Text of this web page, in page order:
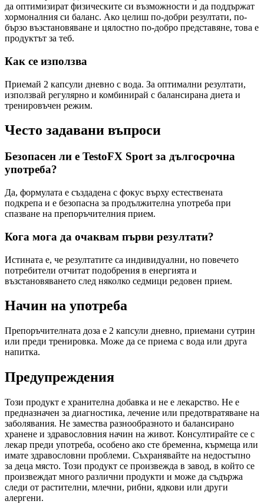
да оптимизират физическите си възможности и да поддържат
хормоналния си баланс. Ако целиш по-добри резултати, по-
бързо възстановяване и цялостно по-добро представяне, това е
продуктът за теб.
Как се използва
Приемай 2 капсули дневно с вода. За оптимални резултати,
използвай регулярно и комбинирай с балансирана диета и
тренировъчен режим.
Често задавани въпроси
Безопасен ли е TestoFX Sport за дългосрочна
употреба?
Да, формулата е създадена с фокус върху естествената
подкрепа и е безопасна за продължителна употреба при
спазване на препоръчителния прием.
Кога мога да очаквам първи резултати?
Истината е, че резултатите са индивидуални, но повечето
потребители отчитат подобрения в енергията и
възстановяването след няколко седмици редовен прием.
Начин на употреба
Препоръчителната доза е 2 капсули дневно, приемани сутрин
или преди тренировка. Може да се приема с вода или друга
напитка.
Предупреждения
Този продукт е хранителна добавка и не е лекарство. Не е
предназначен за диагностика, лечение или предотвратяване на
заболявания. Не замества разнообразното и балансирано
хранене и здравословния начин на живот. Консултирайте се с
лекар преди употреба, особено ако сте бременна, кърмеща или
имате здравословни проблеми. Съхранявайте на недостъпно
за деца място. Този продукт се произвежда в завод, в който се
произвеждат много различни продукти и може да съдържа
следи от растителни, млечни, рибни, ядкови или други
алергени.